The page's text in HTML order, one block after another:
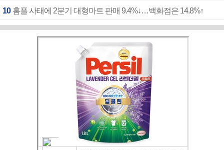
10 홈플 사태에 2분기 대형마트 판매 9.4%↓…백화점은 14.8%↑